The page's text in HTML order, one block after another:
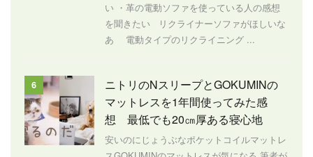
い ・革の電動ソファを使っている人の感想
を聞きたい リクライナーソファがほしいな
あ 電動タイプのリクライニング ...
6
ニトリのNスリープとGOKUMINの
マットレスを1年間使ってみた感
想 最低でも20㎝厚ある寝心地
安いのにじょうぶなポケットコイルマットレ